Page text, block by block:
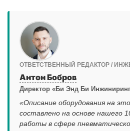
ОТВЕТСТВЕННЫЙ РЕДАКТОР /
Антон Бобров
Директор «Би Энд Би
«Описание оборудования на
составлено на основе нашего
работы в сфере